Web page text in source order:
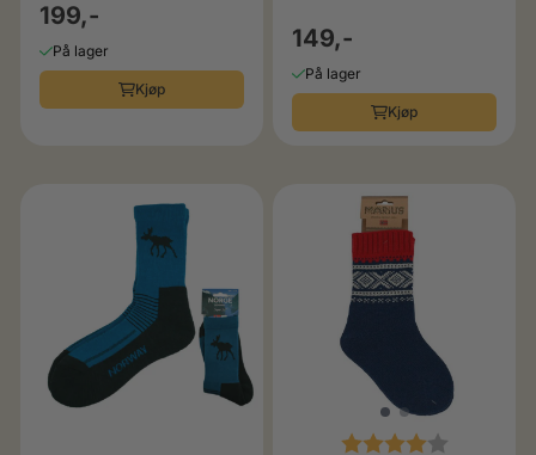
199,-
På lager
Kjøp
149,-
På lager
Kjøp
Karakter: